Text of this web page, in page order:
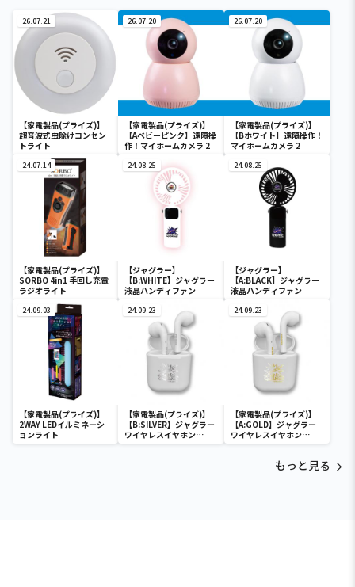
26.07.21
【家電製品(プライズ)】
超音波式虫除けコンセン
トライト
26.07.20
【家電製品(プライズ)】
【Aベビーピンク】遠隔操
作！マイホームカメラ 2
26.07.20
【家電製品(プライズ)】
【Bホワイト】遠隔操作！
マイホームカメラ 2
24.07.14
【家電製品(プライズ)】
SORBO 4in1 手回し充電
ラジオライト
24.08.25
【ジャグラー】
【B:WHITE】ジャグラー
液晶ハンディファン
24.08.25
【ジャグラー】
【A:BLACK】ジャグラー
液晶ハンディファン
24.09.03
【家電製品(プライズ)】
2WAY LEDイルミネーシ
ョンライト
24.09.23
【家電製品(プライズ)】
【B:SILVER】ジャグラー
ワイヤレスイヤホン
2(GOLD&SILVER)
24.09.23
【家電製品(プライズ)】
【A:GOLD】ジャグラー
ワイヤレスイヤホン
2(GOLD&SILVER)
もっと見る